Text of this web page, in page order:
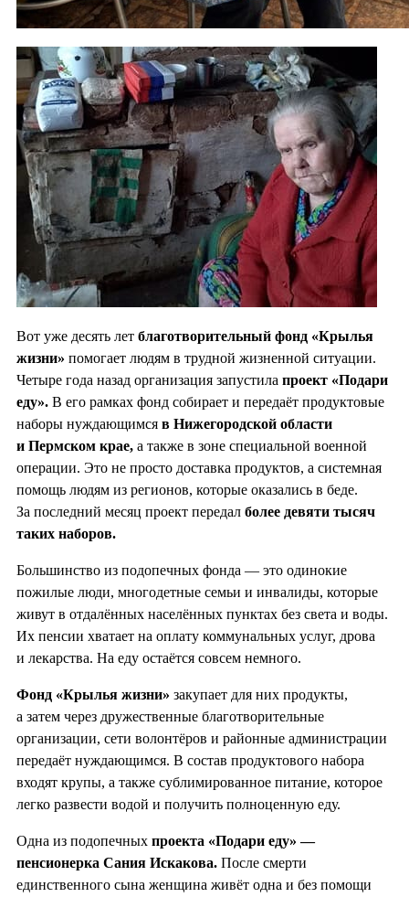
Вот уже десять лет благотворительный фонд «Крылья
жизни» помогает людям в трудной жизненной ситуации.
Четыре года назад организация запустила проект «Подари
еду». В его рамках фонд собирает и передаёт продуктовые
наборы нуждающимся в Нижегородской области
и Пермском крае, а также в зоне специальной военной
операции. Это не просто доставка продуктов, а системная
помощь людям из регионов, которые оказались в беде.
За последний месяц проект передал более девяти тысяч
таких наборов.
Большинство из подопечных фонда — это одинокие
пожилые люди, многодетные семьи и инвалиды, которые
живут в отдалённых населённых пунктах без света и воды.
Их пенсии хватает на оплату коммунальных услуг, дрова
и лекарства. На еду остаётся совсем немного.
Фонд «Крылья жизни» закупает для них продукты,
а затем через дружественные благотворительные
организации, сети волонтёров и районные администрации
передаёт нуждающимся. В состав продуктового набора
входят крупы, а также сублимированное питание, которое
легко развести водой и получить полноценную еду.
Одна из подопечных проекта «Подари еду» —
пенсионерка Сания Искакова. После смерти
единственного сына женщина живёт одна и без помощи